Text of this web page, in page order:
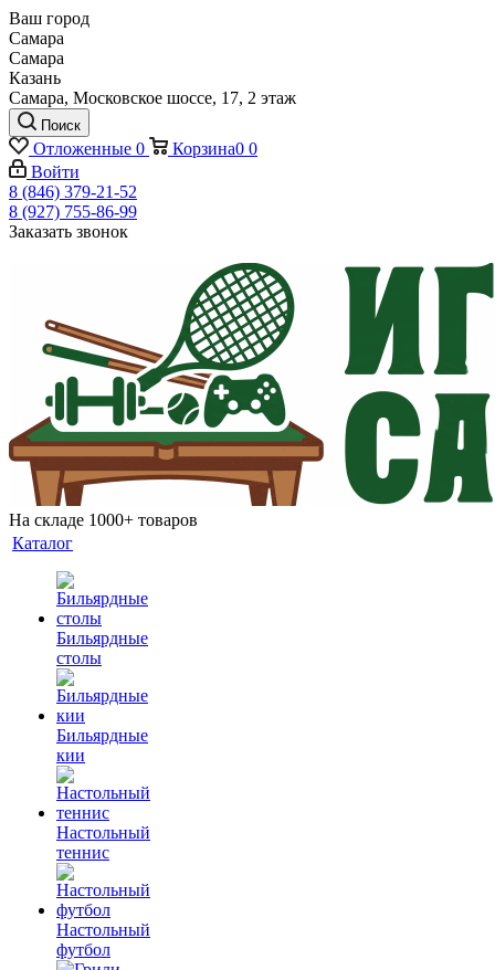
Ваш город
Самара
Самара
Казань
Самара, Московское шоссе, 17, 2 этаж
Поиск
Отложенные 0 Корзина0 0
Войти
8 (846) 379-21-52
8 (927) 755-86-99
Заказать звонок
На складе 1000+ товаров
Каталог
Бильярдные
столы
Бильярдные
кии
Настольный
теннис
Настольный
футбол